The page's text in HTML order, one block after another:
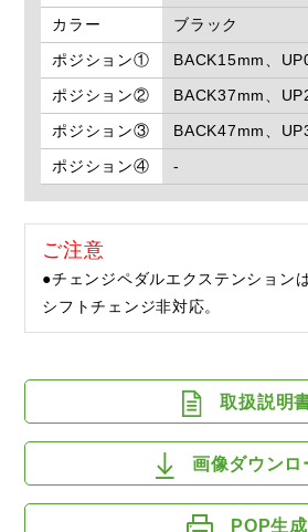
カラー
ブラック
ポジション①
BACK15mm、
ポジション②
BACK37mm、
ポジション③
BACK47mm、
ポジション④
-
ご注意
●チェンジペダルエクステンション
シフトチェンジ非対応。
取扱説明
画像ダウンロ
POP生成